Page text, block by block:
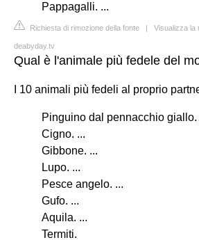
Pappagalli. ...
Richiesta di rimozione della fonte | Visualizza la
deabyday.tv
Qual è l'animale più fedele del
I 10 animali più fedeli al proprio
Pinguino dal pennacchio giallo.
Cigno. ...
Gibbone. ...
Lupo. ...
Pesce angelo. ...
Gufo. ...
Aquila. ...
Termiti.